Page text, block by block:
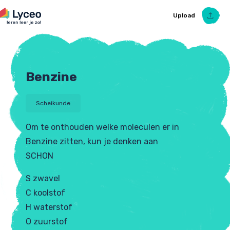
Upload
Upload Ezelsbruggetje
Benzine
Scheikunde
Om te onthouden welke moleculen er in
Benzine zitten, kun je denken aan
SCHON
S zwavel
C koolstof
H waterstof
O zuurstof